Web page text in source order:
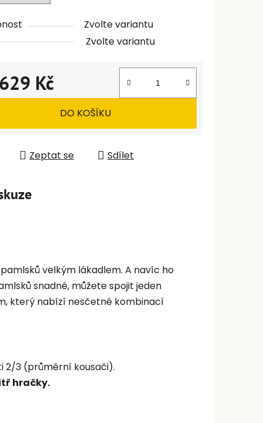
Zvolte variantu
Zvolte variantu
629 Kč
cena:
DO KOŠÍKU
Zeptat se Sdílet
velkým lákadlem. A navíc ho
snadné, můžete spojit jeden
který nabízí nesčetně kombinací
2/3 (průměrní kousači).
hračky.